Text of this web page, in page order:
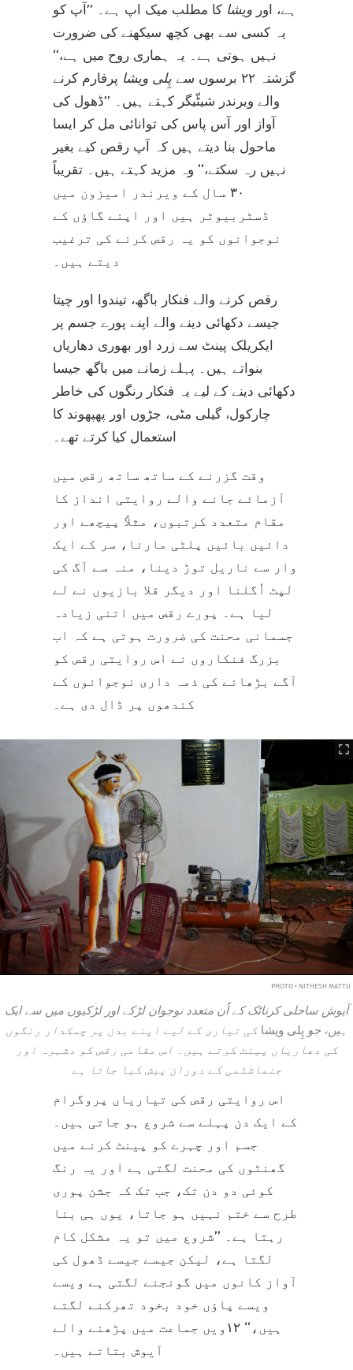
ہے، اور ویشا کا مطلب میک اپ ہے۔ ’’آپ کو
یہ کسی سے بھی کچھ سیکھنے کی ضرورت
نہیں ہوتی ہے۔ یہ ہماری روح میں ہے،‘‘
گزشتہ ۲۲ برسوں سے
پِلی ویشا پرفارم کرنے
والے ویرندر شیٹّیگر کہتے ہیں۔ ’’ڈھول کی
آواز اور آس پاس کی توانائی مل کر ایسا
ماحول بنا دیتے ہیں کہ آپ رقص کیے بغیر
نہیں رہ سکتے،‘‘ وہ مزید کہتے ہیں۔ تقریباً
۳۰ سال کے ویرندر امیزون میں
ڈسٹربیوٹر ہیں اور اپنے گاؤں کے
نوجوانوں کو یہ رقص کرنے کی ترغیب
دیتے ہیں۔
رقص کرنے والے فنکار باگھ، تیندوا اور چیتا
جیسے دکھائی دینے والے اپنے پورے جسم پر
ایکریلک پینٹ سے زرد اور بھوری دھاریاں
بنواتے ہیں۔ پہلے زمانے میں باگھ جیسا
دکھائی دینے کے لیے یہ فنکار رنگوں کی خاطر
چارکول، گیلی مٹی، جڑوں اور پھپھوند کا
استعمال کیا کرتے تھے۔
وقت گزرنے کے ساتھ ساتھ رقص میں
آزمائے جانے والے روایتی انداز کا
مقام متعدد کرتبوں، مثلاً پیچھے اور
دائیں بائیں پلٹی مارنا، سر کے ایک
وار سے ناریل توڑ دینا، منہ سے آگ کی
لپٹ اُگلنا اور دیگر قلا بازیوں نے لے
لیا ہے۔ پورے رقص میں اتنی زیادہ
جسمانی محنت کی ضرورت ہوتی ہے کہ اب
بزرگ فنکاروں نے اس روایتی رقص کو
آگے بڑھانے کی ذمہ داری نوجوانوں کے
کندھوں پر ڈال دی ہے۔
PHOTO • NITHESH MATTU
آیوش ساحلی کرناٹک کے اُن متعدد نوجوان لڑکے اور لڑکیوں میں سے ایک
ہیں، جو پِلی ویشا کی تیاری کے لیے اپنے بدن پر چمکدار رنگوں
کی دھاریاں پینٹ کرتے ہیں۔ اس مقامی رقص کو دشہرہ اور
جنماشٹمی کے دوران پیش کیا جاتا ہے
اس روایتی رقص کی تیاریاں پروگرام
کے ایک دن پہلے سے شروع ہو جاتی ہیں۔
جسم اور چہرے کو پینٹ کرنے میں
گھنٹوں کی محنت لگتی ہے اور یہ رنگ
کوئی دو دن تک، جب تک کہ جشن پوری
طرح سے ختم نہیں ہو جاتا، یوں ہی بنا
رہتا ہے۔ ’’شروع میں تو یہ مشکل کام
لگتا ہے، لیکن جیسے جیسے ڈھول کی
آواز کانوں میں گونجنے لگتی ہے ویسے
ویسے پاؤں خود بخود تھرکنے لگتے
ہیں،‘‘ ۱۲ویں جماعت میں پڑھنے والے
آیوش بتاتے ہیں۔